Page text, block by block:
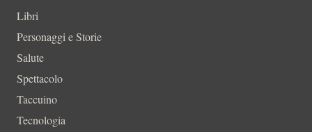
Libri
Personaggi e Storie
Salute
Spettacolo
Taccuino
Tecnologia